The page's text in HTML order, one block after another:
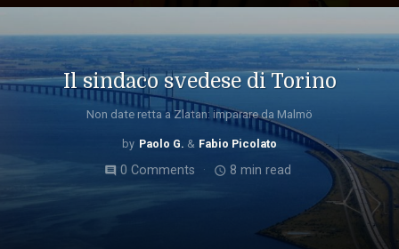
Il sindaco svedese di Torino
Non date retta a Zlatan: imparare da Malmö
Paolo G. Fabio Picolato
comment0 Comments access_time 8 min read